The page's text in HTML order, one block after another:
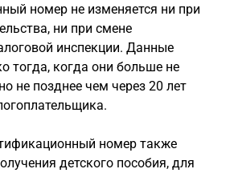
номер не изменяется ни при
ни при смене
инспекции. Данные
тогда, когда они больше не
не позднее чем через 20 лет
номер также
детского пособия, для